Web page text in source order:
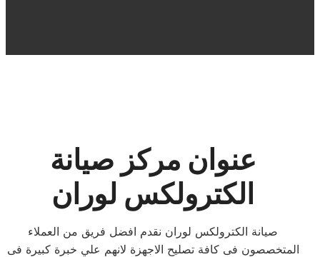
عنوان مركز صيانة
الكترولكس لوران
صيانة الكترولكس لوران نقدم افضل فريق من العملاء
المتخصصون فى كافة تصليح الاجهزة لانهم علي خبرة كبيرة فى